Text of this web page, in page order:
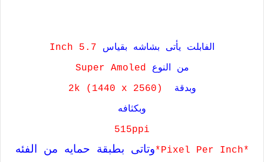
الفابلت يأتى بشاشه بقياس 5.7 Inch
من النوع Super Amoled
وبدقة
(2k (1440 x 2560
وبكثافه
515ppi
*Pixel Per Inch*
وتاتى بطبقة حمايه من الفئه